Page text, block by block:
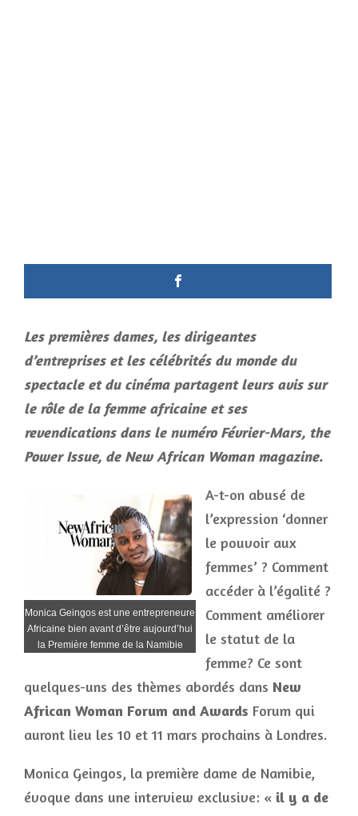
Les premières dames, les dirigeantes
d’entreprises et les célébrités du monde du
spectacle et du cinéma partagent leurs avis sur
le rôle de la femme africaine et ses
revendications dans le numéro Février-Mars, the
Power Issue, de New African Woman magazine.
Monica Geingos est une entrepreneure
Africaine bien avant d’être aujourd’hui
la Première femme de la Namibie
A-t-on abusé de
l’expression ‘donner
le pouvoir aux
femmes’ ? Comment
accéder à l’égalité ?
Comment améliorer
le statut de la
femme? Ce sont
quelques-uns des thèmes abordés dans New
African Woman Forum and Awards Forum qui
auront lieu les 10 et 11 mars prochains à Londres.
Monica Geingos, la première dame de Namibie,
évoque dans une interview exclusive: « il y a de